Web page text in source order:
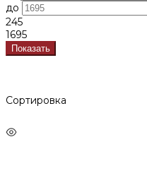
до
245
1695
Показать
Сортировка